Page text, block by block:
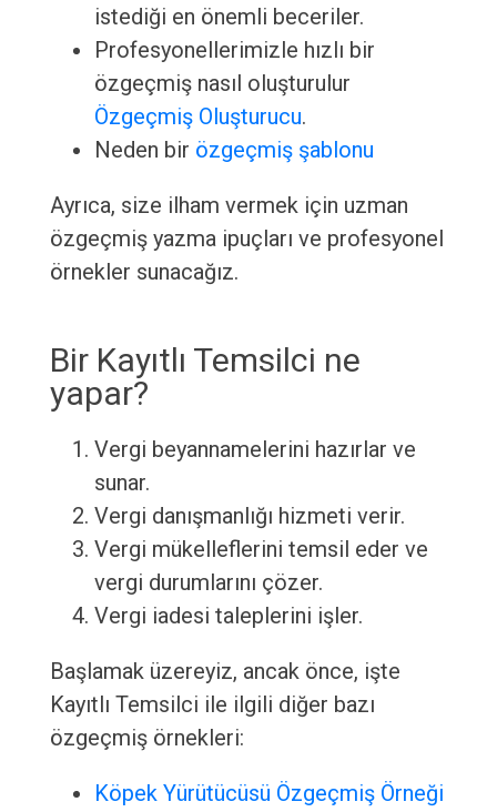
istediği en önemli beceriler.
Profesyonellerimizle hızlı bir
özgeçmiş nasıl oluşturulur
Özgeçmiş Oluşturucu.
Neden bir özgeçmiş şablonu
Ayrıca, size ilham vermek için uzman
özgeçmiş yazma ipuçları ve profesyonel
örnekler sunacağız.
Bir Kayıtlı Temsilci ne
yapar?
Vergi beyannamelerini hazırlar ve
sunar.
Vergi danışmanlığı hizmeti verir.
Vergi mükelleflerini temsil eder ve
vergi durumlarını çözer.
Vergi iadesi taleplerini işler.
Başlamak üzereyiz, ancak önce, işte
Kayıtlı Temsilci ile ilgili diğer bazı
özgeçmiş örnekleri:
Köpek Yürütücüsü Özgeçmiş Örneği